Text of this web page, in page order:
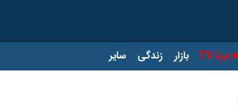
ایرنا TV بازار زندگی سایر